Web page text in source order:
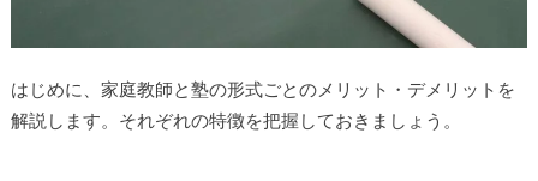
はじめに、家庭教師と塾の形式ごとのメリット・デメリットを
解説します。それぞれの特徴を把握しておきましょう。